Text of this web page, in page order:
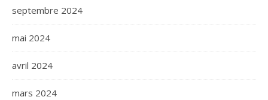
septembre 2024
mai 2024
avril 2024
mars 2024